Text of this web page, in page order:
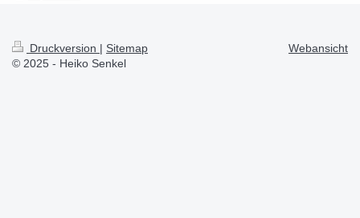
Druckversion | Sitemap
© 2025 - Heiko Senkel
Webansicht